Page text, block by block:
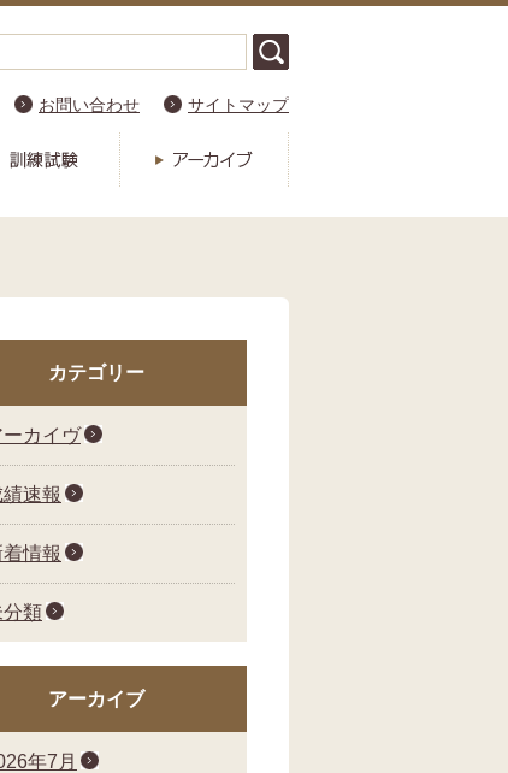
お問い合わせ サイトマップ
カテゴリー
ーカイヴ
績速報
着情報
分類
アーカイブ
年7月